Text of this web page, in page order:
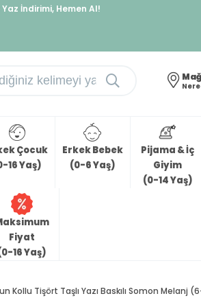
İndirimi, Hemen Al!
Çocuk
16 Yaş)
Erkek Bebek
(0-6 Yaş)
Pijama & İç
Giyim
(0-14 Yaş)
Fiyat
16 Yaş)
Kollu Tişört Taşlı Yazı Baskılı Somon Melanj